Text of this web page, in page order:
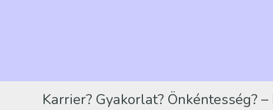
Karrier? Gyakorlat? Önkéntesség?